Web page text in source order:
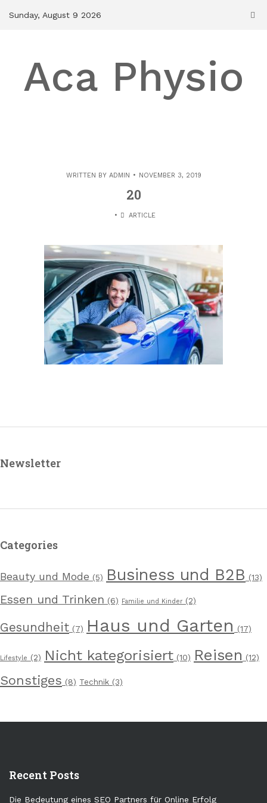
Sunday, August 9 2026
Aca Physio
WRITTEN BY ADMIN NOVEMBER 3, 2019
20
ARTICLE
Newsletter
Categories
Beauty und Mode (5) Business und B2B (13)
Essen und Trinken (6) Familie und Kinder (2)
Gesundheit (7) Haus und Garten (17)
Lifestyle (2) Nicht kategorisiert (10) Reisen (12)
Sonstiges (8) Technik (3)
Recent Posts
Die Bedeutung eines SEO Partners für Online Erfolg